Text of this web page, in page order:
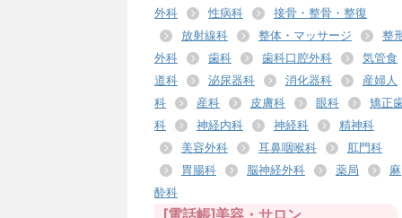
外科
性病科
接骨・整骨・整復
放射線科
整体・マッサージ
整
外科
歯科 歯科口腔外科
気管食
道科
泌尿器科 消化器科
産婦人
科
産科 皮膚科 眼科
矯正
科
神経内科 神経科
精神科
美容外科
耳鼻咽喉科
肛門科
胃腸科
脳神経外科 薬局
麻
酔科